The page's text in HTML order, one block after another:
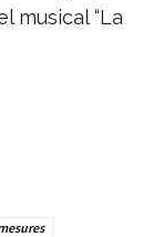
musical “La